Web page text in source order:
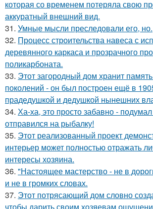
которая со временем потеряла свою
аккуратный внешний вид.
31. Умные мысли преследовали его, но.
32. Процесс строительства навеса с
деревянного каркаса и прозрачного
поликарбоната.
33. Этот загородный дом хранит
поколений - он был построен ещё в
прадедушкой и дедушкой нынешних
34. Ха-ха, это просто забавно -
отправился на рыбалку!
35. Этот реализованный проект
интерьер может полностью отражать
интересы хозяина.
36. "Настоящее мастерство - не в
и не в громких словах.
37. Этот потрясающий дом словно